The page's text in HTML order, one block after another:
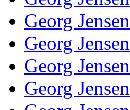
Georg
Georg
Georg
Georg